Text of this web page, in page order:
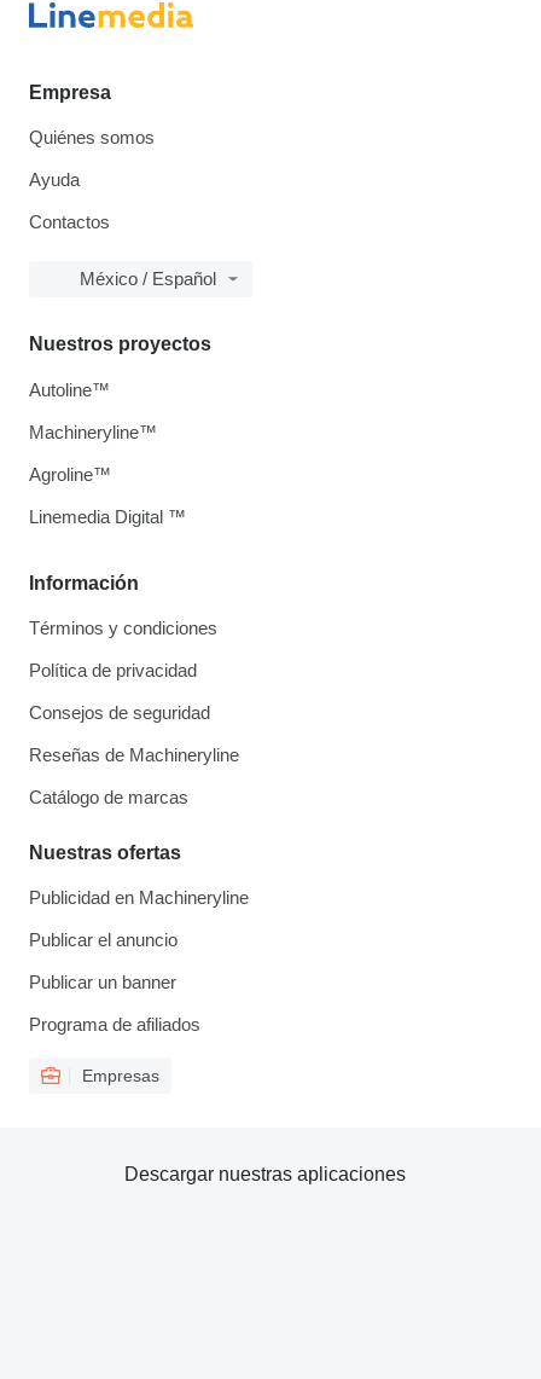
Empresa
Quiénes somos
Ayuda
Contactos
México / Español
Información
Términos y condiciones
Política de privacidad
Consejos de seguridad
Reseñas de Machineryline
Catálogo de marcas
Nuestras ofertas
Publicidad en Machineryline
Publicar el anuncio
Publicar un banner
Programa de afiliados
Empresas
Nuestros proyectos
Autoline™
Machineryline™
Agroline™
Linemedia Digital ™
Descargar nuestras aplicaciones